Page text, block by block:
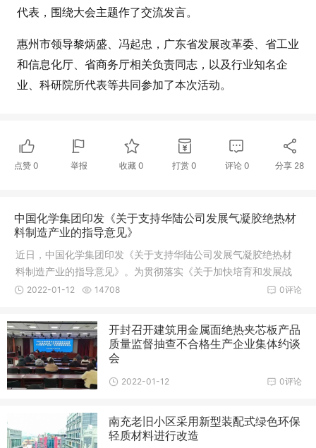
代表，围绕大会主题作了交流发言。
惠州市领导黎炳盛、冯起忠，广东省发展改革委、省工业
和信息化厅、省商务厅相关负责同志，以及行业知名企
业、科研院所代表等共同参加了本次活动。
点赞 0 举报 收藏0 打赏 0 评论 0 分享 28
中国化学集团印发《关于支持华陆公司发展气凝胶绝热材
料制造产业的指导意见》
近日，中国化学集团印发《关于支持华陆公司发展气凝胶绝热材
料制造产业的指导意见》。为贯彻落实《关于加快培育和发展战
略性新兴
0评论
2022-01-12 14708
开封召开建筑用金属面绝热夹芯板产品
质量监督抽查不合格生产企业集体约谈
会
0评论
2022-01-12
南充老旧小区采用新型装配式绿色环保
轻质材料进行改造